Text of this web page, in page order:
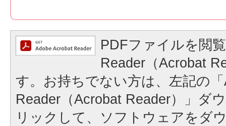
PDFファイルを閲
Reader（Acrobat
す。お持ちでない方は、左記の
Reader（Acrobat Reader）」ダ
リックして、ソフトウェアをダ